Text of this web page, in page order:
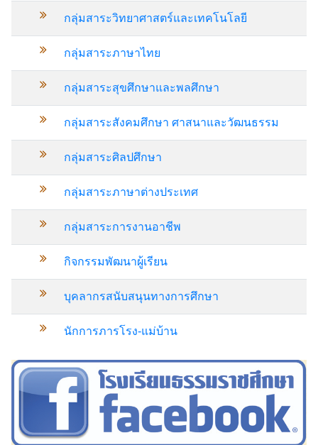
กลุ่มสาระวิทยาศาสตร์และเทคโนโลยี
กลุ่มสาระภาษาไทย
กลุ่มสาระสุขศึกษาและพลศึกษา
กลุ่มสาระสังคมศึกษา ศาสนาและวัฒนธรรม
กลุ่มสาระศิลปศึกษา
กลุ่มสาระภาษาต่างประเทศ
กลุ่มสาระการงานอาชีพ
กิจกรรมพัฒนาผู้เรียน
บุคลากรสนับสนุนทางการศึกษา
นักการภารโรง-แม่บ้าน